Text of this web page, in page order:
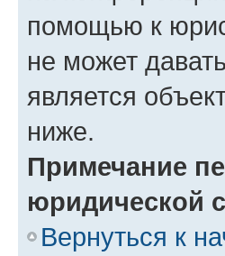
помощью к
не может
является
ниже.
Примечание
юридической
Вернуться к